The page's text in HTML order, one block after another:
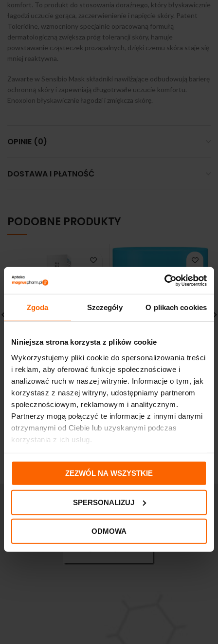
Zgoda Szczegóły O plikach cookies
Niniejsza strona korzysta z plików cookie
Wykorzystujemy pliki cookie do spersonalizowania treści
i reklam, aby oferować funkcje społecznościowe i
analizować ruch w naszej witrynie. Informacje o tym, jak
korzystasz z naszej witryny, udostępniamy partnerom
społecznościowym, reklamowym i analitycznym.
Partnerzy mogą połączyć te informacje z innymi danymi
otrzymanymi od Ciebie lub uzyskanymi podczas
korzystania z ich usług.
ZEZWÓL NA WSZYSTKIE
SPERSONALIZUJ
ODMOWA
komfort. To produkt do stosowania doraźnego, który błyskawicznie
łagodzi uczucie gorąca, zaczerwienienie i napięcie skóry. Patent
Toleridine, wzmocniony specjalnie opracowaną formułą
dermatologiczną zwiększa próg tolerancji skóry, hamuje
powstawanie cząsteczek prozapalnych, dzięki czemu skóra staje się
mniej reaktywna.
Zawarte w Sensibio Mask składniki nawilżające odbudowują barierę
ochronną skóry i zapewniają długotrwałe uczucie komfortu.
Enoxolon błyskawicznie łagodzi i zmiękcza skórę.
OPINIE (0)
DOSTAWA I PŁATNOŚĆ
PODOBNE PRODUKTY
IWOSTIN HYDRO
SENSITIA AKTYWATOR
NAWILŻENIA 50 ML
46,24zł
CeraVe SA L’Oreal
Wygładzający Balsam
340g
106,80zł